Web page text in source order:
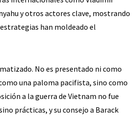
y otros actores clave, mostrando
han moldeado el
No es presentado ni como
una paloma pacifista, sino como
a la guerra de Vietnam no fue
prácticas, y su consejo a Barack